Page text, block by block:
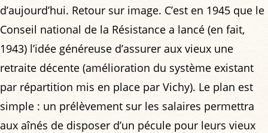
d’aujourd’hui. Retour sur image. C’est en 1945 que le
Conseil national de la Résistance a lancé (en fait,
1943) l’idée généreuse d’assurer aux vieux une
retraite décente (amélioration du système existant
par répartition mis en place par Vichy). Le plan est
simple : un prélèvement sur les salaires permettra
aux aînés de disposer d’un pécule pour leurs vieux